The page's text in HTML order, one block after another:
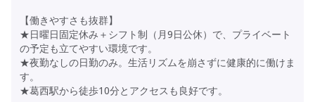
【働きやすさも抜群】
★日曜日固定休み＋シフト制（月9日公休）で、プライベート
の予定も立てやすい環境です。
★夜勤なしの日勤のみ。生活リズムを崩さずに健康的に働けま
す。
★葛西駅から徒歩10分とアクセスも良好です。